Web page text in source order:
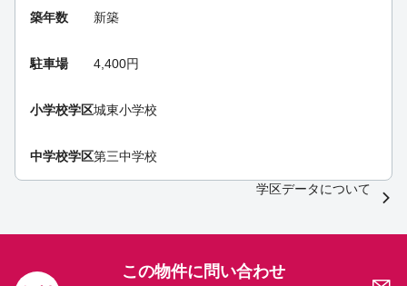
築年数 新築
駐車場 4,400円
小学校学区城東小学校
中学校学区第三中学校
学区データについて
この物件に問い合わせ